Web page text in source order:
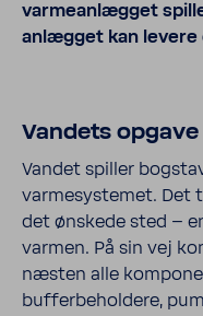
varmeanlægget
anlægget kan levere
Vandets
Vandet spiller
varme­sy­stemet. Det
det ønskede sted –
varmen. På sin vej
næsten alle
buffer­be­hol­dere,